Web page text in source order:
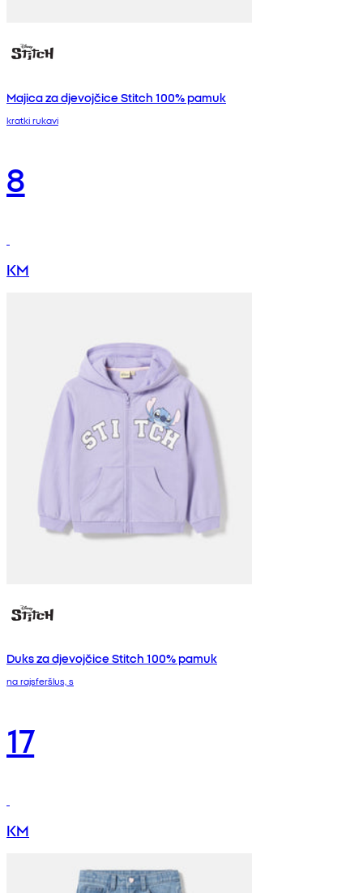
Majica za djevojčice Stitch 100% pamuk
kratki rukavi
8
KM
Duks za djevojčice Stitch 100% pamuk
na rajsferšlus, s
17
KM